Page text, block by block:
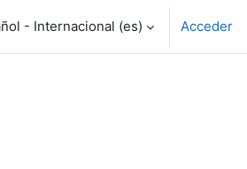
- Internacional ‎(es)‎ Acceder